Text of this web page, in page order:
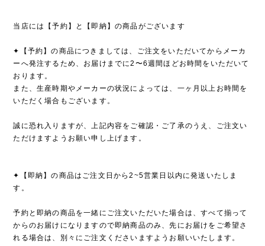
当店には【予約】と【即納】の商品がございます
✦【予約】の商品につきましては、ご注文をいただいてからメーカ
ーへ発注するため、お届けまでに2〜6週間ほどお時間をいただいて
おります。
また、生産時期やメーカーの状況によっては、一ヶ月以上お時間を
いただく場合もございます。
誠に恐れ入りますが、上記内容をご確認・ご了承のうえ、ご注文い
ただけますようお願い申し上げます。
✦【即納】の商品はご注文日から2~5営業日以内に発送いたしま
す。
予約と即納の商品を一緒にご注文いただいた場合は、すべて揃って
からのお届けになりますので即納商品のみ、先にお届けをご希望さ
れる場合は、別々にご注文くださいますようお願いいたします。